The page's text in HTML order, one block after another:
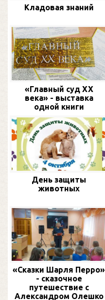
Кладовая знаний
«Главный суд XX
века» - выставка
одной книги
День защиты
животных
«Сказки Шарля Перро»
- сказочное
путешествие с
Александром Олешко